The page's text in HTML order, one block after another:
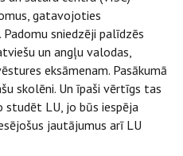
gatavojoties
sniedzēji palīdzēs
un angļu valodas,
eksāmenam. Pasākumā
skolēni. Un īpaši vērtīgs tas
studēt LU, jo būs iespēja
jautājumus arī LU